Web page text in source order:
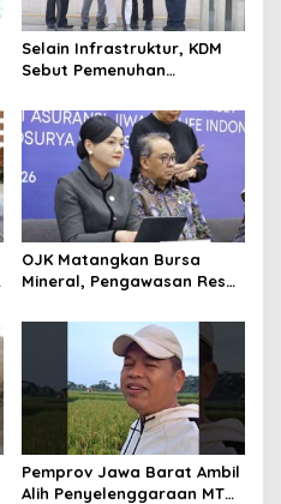
Selain Infrastruktur, KDM
Sebut Pemenuhan
Masyarakat Jadi Fokus
APBD Jabar 2027
OJK Matangkan Bursa
Mineral, Pengawasan Resmi
Pemprov Jawa Barat Ambil
Alih Penyelenggaraan MTQ